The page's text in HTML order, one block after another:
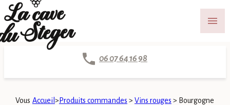
menu
06 07 64 16 98
Vous Accueil > Produits commandes > Vins rouges > Bourgogne
Panneau de gestion des cookies